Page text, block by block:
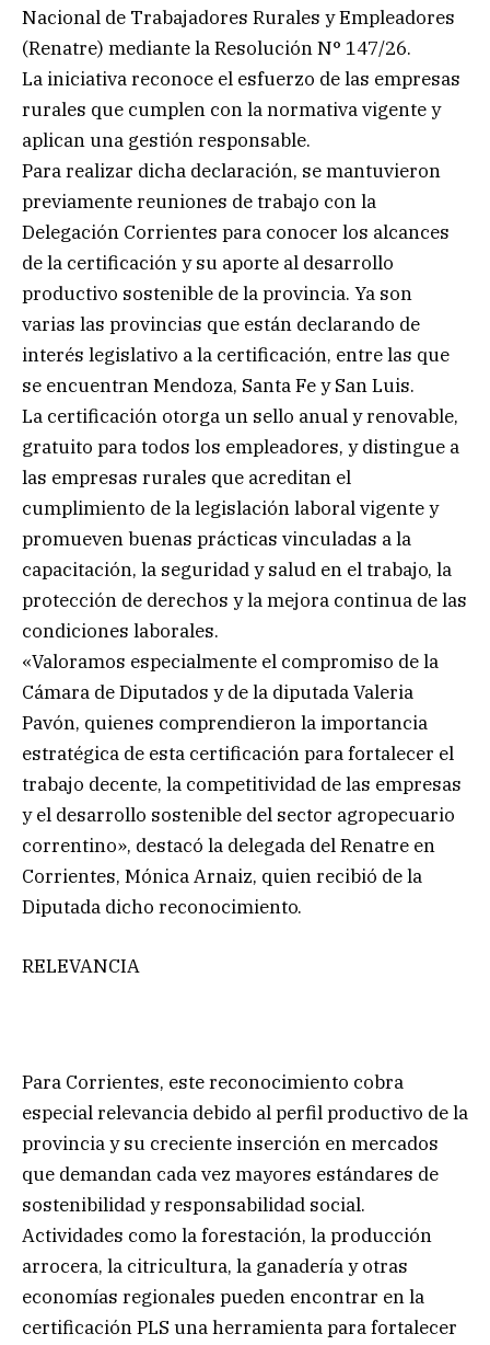
Nacional de Trabajadores Rurales y Empleadores
(Renatre) mediante la Resolución N° 147/26.
La iniciativa reconoce el esfuerzo de las empresas
rurales que cumplen con la normativa vigente y
aplican una gestión responsable.
Para realizar dicha declaración, se mantuvieron
previamente reuniones de trabajo con la
Delegación Corrientes para conocer los alcances
de la certificación y su aporte al desarrollo
productivo sostenible de la provincia. Ya son
varias las provincias que están declarando de
interés legislativo a la certificación, entre las que
se encuentran Mendoza, Santa Fe y San Luis.
La certificación otorga un sello anual y renovable,
gratuito para todos los empleadores, y distingue a
las empresas rurales que acreditan el
cumplimiento de la legislación laboral vigente y
promueven buenas prácticas vinculadas a la
capacitación, la seguridad y salud en el trabajo, la
protección de derechos y la mejora continua de las
condiciones laborales.
«Valoramos especialmente el compromiso de la
Cámara de Diputados y de la diputada Valeria
Pavón, quienes comprendieron la importancia
estratégica de esta certificación para fortalecer el
trabajo decente, la competitividad de las empresas
y el desarrollo sostenible del sector agropecuario
correntino», destacó la delegada del Renatre en
Corrientes, Mónica Arnaiz, quien recibió de la
Diputada dicho reconocimiento.
RELEVANCIA
Para Corrientes, este reconocimiento cobra
especial relevancia debido al perfil productivo de la
provincia y su creciente inserción en mercados
que demandan cada vez mayores estándares de
sostenibilidad y responsabilidad social.
Actividades como la forestación, la producción
arrocera, la citricultura, la ganadería y otras
economías regionales pueden encontrar en la
certificación PLS una herramienta para fortalecer